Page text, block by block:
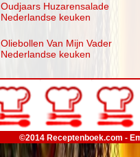
Oudjaars Huzarensalade
Nederlandse keuken
Oliebollen Van Mijn Vader
Nederlandse keuken
©2014 Receptenboek.com -